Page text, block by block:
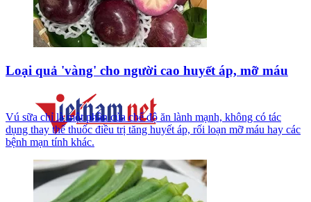
Loại quả 'vàng' cho người cao huyết áp, mỡ máu
Vú sữa chỉ là một phần của chế độ ăn lành mạnh, không có tác
dụng thay thế thuốc điều trị tăng huyết áp, rối loạn mỡ máu hay các
bệnh mạn tính khác.